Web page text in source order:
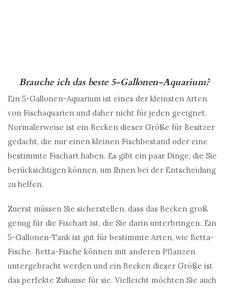
Brauche ich das beste 5-Gallonen-Aquarium?
Ein 5-Gallonen-Aquarium ist eines der kleinsten Arten
von Fischaquarien und daher nicht für jeden geeignet.
Normalerweise ist ein Becken dieser Größe für Besitzer
gedacht, die nur einen kleinen Fischbestand oder eine
bestimmte Fischart haben. Es gibt ein paar Dinge, die Sie
berücksichtigen können, um Ihnen bei der Entscheidung
zu helfen.
Zuerst müssen Sie sicherstellen, dass das Becken groß
genug für die Fischart ist, die Sie darin unterbringen. Ein
5-Gallonen-Tank ist gut für bestimmte Arten, wie Betta-
Fische. Betta-Fische können mit anderen Pflanzen
untergebracht werden und ein Becken dieser Größe ist
das perfekte Zuhause für sie. Vielleicht möchten Sie auch